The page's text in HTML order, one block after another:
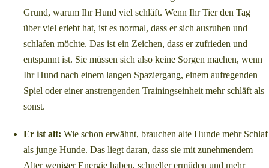
Grund, warum Ihr Hund viel schläft. Wenn Ihr Tier den Tag
über viel erlebt hat, ist es normal, dass er sich ausruhen und
schlafen möchte. Das ist ein Zeichen, dass er zufrieden und
entspannt ist. Sie müssen sich also keine Sorgen machen, wenn
Ihr Hund nach einem langen Spaziergang, einem aufregenden
Spiel oder einer anstrengenden Trainingseinheit mehr schläft als
sonst.
Er ist alt: Wie schon erwähnt, brauchen alte Hunde mehr Schlaf
als junge Hunde. Das liegt daran, dass sie mit zunehmendem
Alter weniger Energie haben, schneller ermüden und mehr